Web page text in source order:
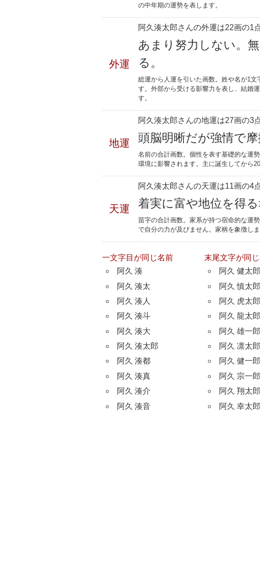
の中年期の運勢を表します。
外運
阿久湊太郎さんの外運は22画の1
あまり努力しない。
る。
総運から人運を引いた画数。姓や名が1
す。外部から受ける影響力を表し、結婚
す。
地運
阿久湊太郎さんの地運は27画の3
頭脳明晰だが強情で摩
名前の合計画数。個性を表す基礎的な運
環境に影響されます。主に誕生してから
天運
阿久湊太郎さんの天運は11画の4
着実に富や地位を得る
苗字の合計画数。家系が持つ宿命的な運
で自分の力が及びません。家柄を象徴しま
一文字目が同じ名前
阿久 湊
阿久 湊太
阿久 湊人
阿久 湊斗
阿久 湊大
阿久 湊太郎
阿久 湊都
阿久 湊真
阿久 湊介
阿久 湊音
末尾文字が同
阿久 健太郎
阿久 慎太郎
阿久 虎太郎
阿久 龍太郎
阿久 雄一郎
阿久 凛太郎
阿久 健一郎
阿久 宗一郎
阿久 翔太郎
阿久 幸太郎